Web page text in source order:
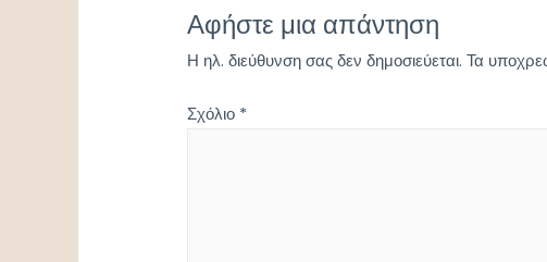
Αφήστε μια απάντηση
Η ηλ. διεύθυνση σας δεν δημοσιεύεται. Τα
Σχόλιο *